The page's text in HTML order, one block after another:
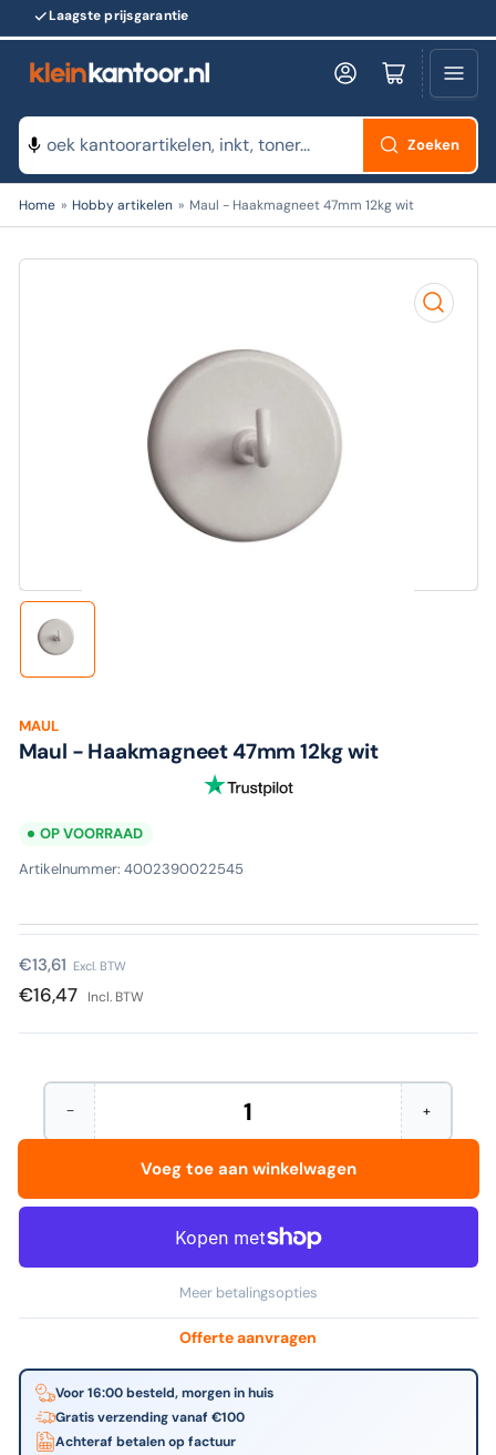
Laagste prijsgarantie
Zoeken
naar
Zoeken
Log in Minikarretje openen
Home » Hobby artikelen » Maul - Haakmagneet 47mm 12kg wit
1
Laad
MAUL
Maul - Haakmagneet 47mm 12kg wit
OP VOORRAAD
Artikelnummer: 4002390022545
Normale
prijs
€13,61 Excl. BTW
€16,47 Incl. BTW
−Aantal
verminderen
Haakmagneet
Hoeveelheid +Verhoog
het
-
Voeg toe aan winkelwagen
Meer betalingsopties
Offerte aanvragen
Voor 16:00 besteld, morgen in huis
Gratis verzending vanaf €100
Achteraf betalen op factuur